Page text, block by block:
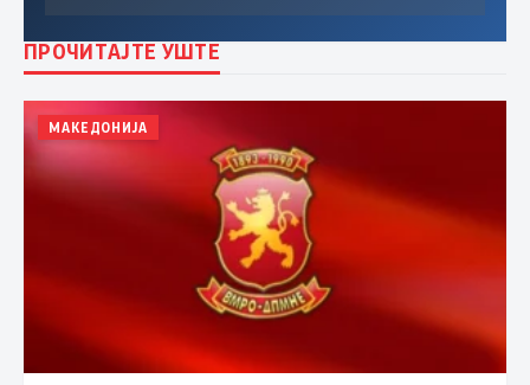
ПРОЧИТАЈТЕ УШТЕ
МАКЕДОНИЈА